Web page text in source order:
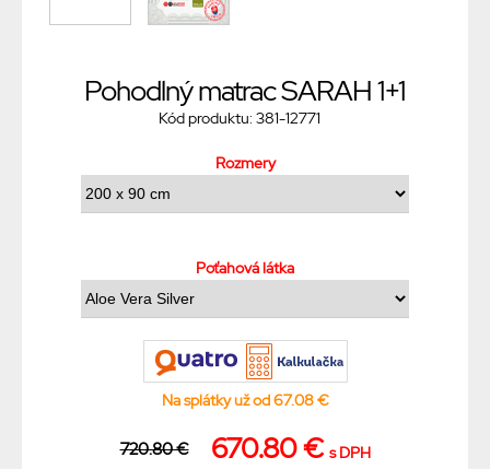
Pohodlný matrac SARAH 1+1
Kód produktu: 381-12771
Rozmery
Poťahová látka
Na splátky už od 67.08 €
720.80 € 670.80 € s DPH